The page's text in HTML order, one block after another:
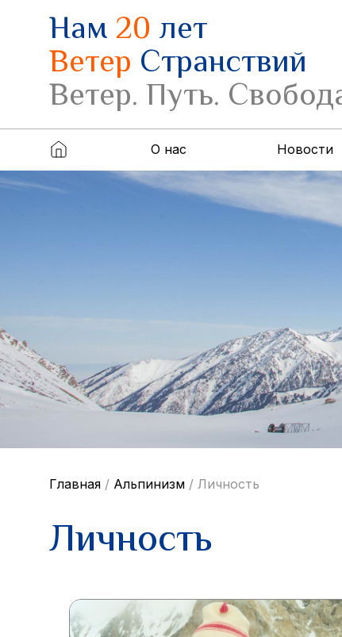
Нам20лет
Ветер Странствий
Ветер. Путь.
О нас Новости
Главная / Альпинизм / Личность
Личность